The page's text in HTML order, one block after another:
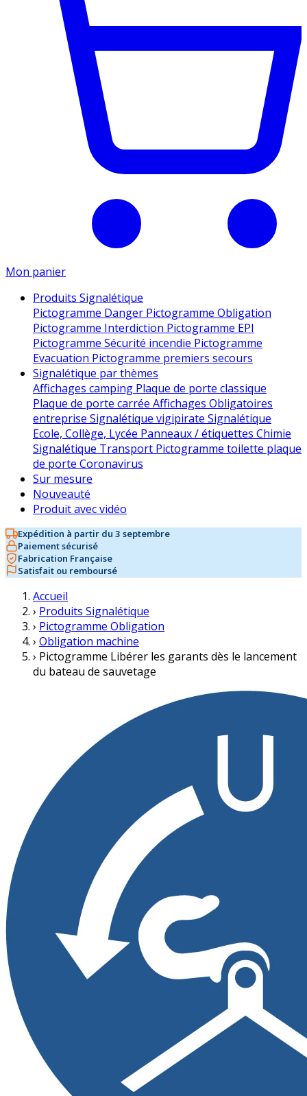
Mon panier
Produits Signalétique
Pictogramme Danger Pictogramme Obligation
Pictogramme Interdiction Pictogramme EPI
Pictogramme Sécurité incendie Pictogramme
Evacuation Pictogramme premiers secours
Signalétique par thèmes
Affichages camping Plaque de porte classique
Plaque de porte carrée Affichages Obligatoires
entreprise Signalétique vigipirate Signalétique
Ecole, Collège, Lycée Panneaux / étiquettes Chimie
Signalétique Transport Pictogramme toilette plaque
de porte Coronavirus
Sur mesure
Nouveauté
Produit avec vidéo
Expédition à partir du 3 septembre
Paiement sécurisé
Fabrication Française
Satisfait ou remboursé
Accueil
› Produits Signalétique
› Pictogramme Obligation
› Obligation machine
› Pictogramme Libérer les garants dès le lancement
du bateau de sauvetage